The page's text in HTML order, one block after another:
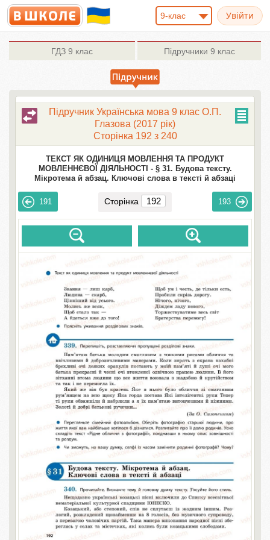
9-клас
ГДЗ 9 клас Підручники 9 клас
Підручник Українська мова 9 клас О.П.
Глазова (2017 рік)
Сторінка 192 з 240
ТЕКСТ ЯК ОДИНИЦЯ МОВЛЕННЯ ТА ПРОДУКТ
МОВЛЕННЄВОЇ ДІЯЛЬНОСТІ - § 31. Будова тексту.
Мікротема й абзац. Ключові слова в тексті й абзаці
191 Сторінка 193